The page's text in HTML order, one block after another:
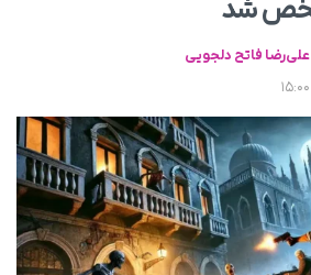
علی‌رضا فاتح دلجویی